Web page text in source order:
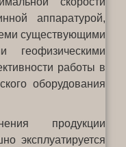
аппаратурой,
существующими
геофизическими
работы в
оборудования
продукции
эксплуатируется